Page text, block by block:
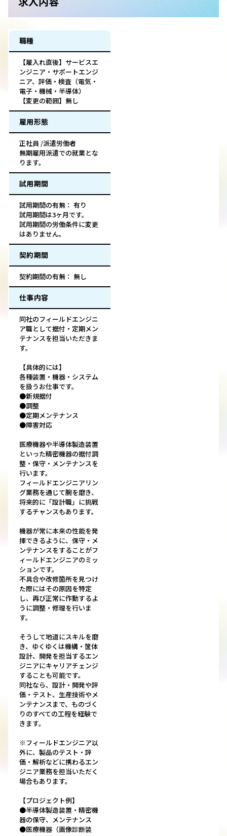
職種
【雇入れ直後】サービスエ
ンジニア・サポートエンジ
ニア、評価・検査（電気・
電子・機械・半導体）
【変更の範囲】無し
雇用形態
正社員 /派遣労働者
無期雇用派遣での就業とな
ります。
試用期間
試用期間の有無： 有り
試用期間は3ヶ月です。
試用期間の労働条件に変更
はありません。
契約期間
契約期間の有無： 無し
仕事内容
同社のフィールドエンジニ
ア職として据付・定期メン
テナンスを担当いただきま
す。
【具体的には】
各種装置・機器・システム
を扱うお仕事です。
●新規据付
●調整
●定期メンテナンス
●障害対応
医療機器や半導体製造装置
といった精密機器の据付調
整・保守・メンテナンスを
行います。
フィールドエンジニアリン
グ業務を通じて腕を磨き、
将来的に「設計職」に挑戦
するチャンスもあります。
機器が常に本来の性能を発
揮できるように、保守・メ
ンテナンスをすることがフ
ィールドエンジニアのミッ
ションです。
不具合や改修箇所を見つけ
た際にはその原因を特定
し、再び正常に作動するよ
うに調整・修理を行いま
す。
そうして地道にスキルを磨
き、ゆくゆくは機構・筐体
設計、開発を担当するエン
ジニアにキャリアチェンジ
することも可能です。
同社なら、設計・開発や評
価・テスト、生産技術やメ
ンテナンスまで、ものづく
りのすべての工程を経験で
きます。
※フィールドエンジニア以
外に、製品のテスト・評
価・解析などに携わるエン
ジニア業務を担当いただく
場合もあります。
【プロジェクト例】
●半導体製造装置・精密機
器の保守、メンテナンス
●医療機器（画像診断装